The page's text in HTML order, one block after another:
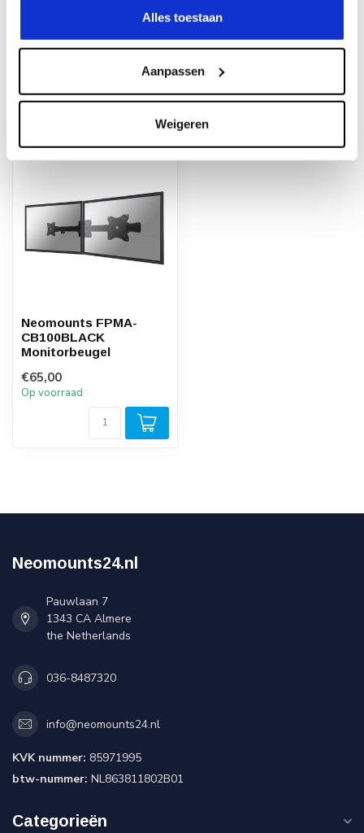
Alles toestaan
Aanpassen
Weigeren
Of heeft u hulp nodig bij het bestellen? Neem
contact op met onze klantenservicee
info@neomounts24.nlof+31 368487320. We
helpen u graag !
Neomounts FPMA-
CB100BLACK
Monitorbeugel
€65,00
Op voorraad
Neomounts24.nl
Pauwlaan 7
1343 CA Almere
the Netherlands
036-8487320
info@neomounts24.nl
KVK nummer: 85971995
btw-nummer: NL863811802B01
Categorieën